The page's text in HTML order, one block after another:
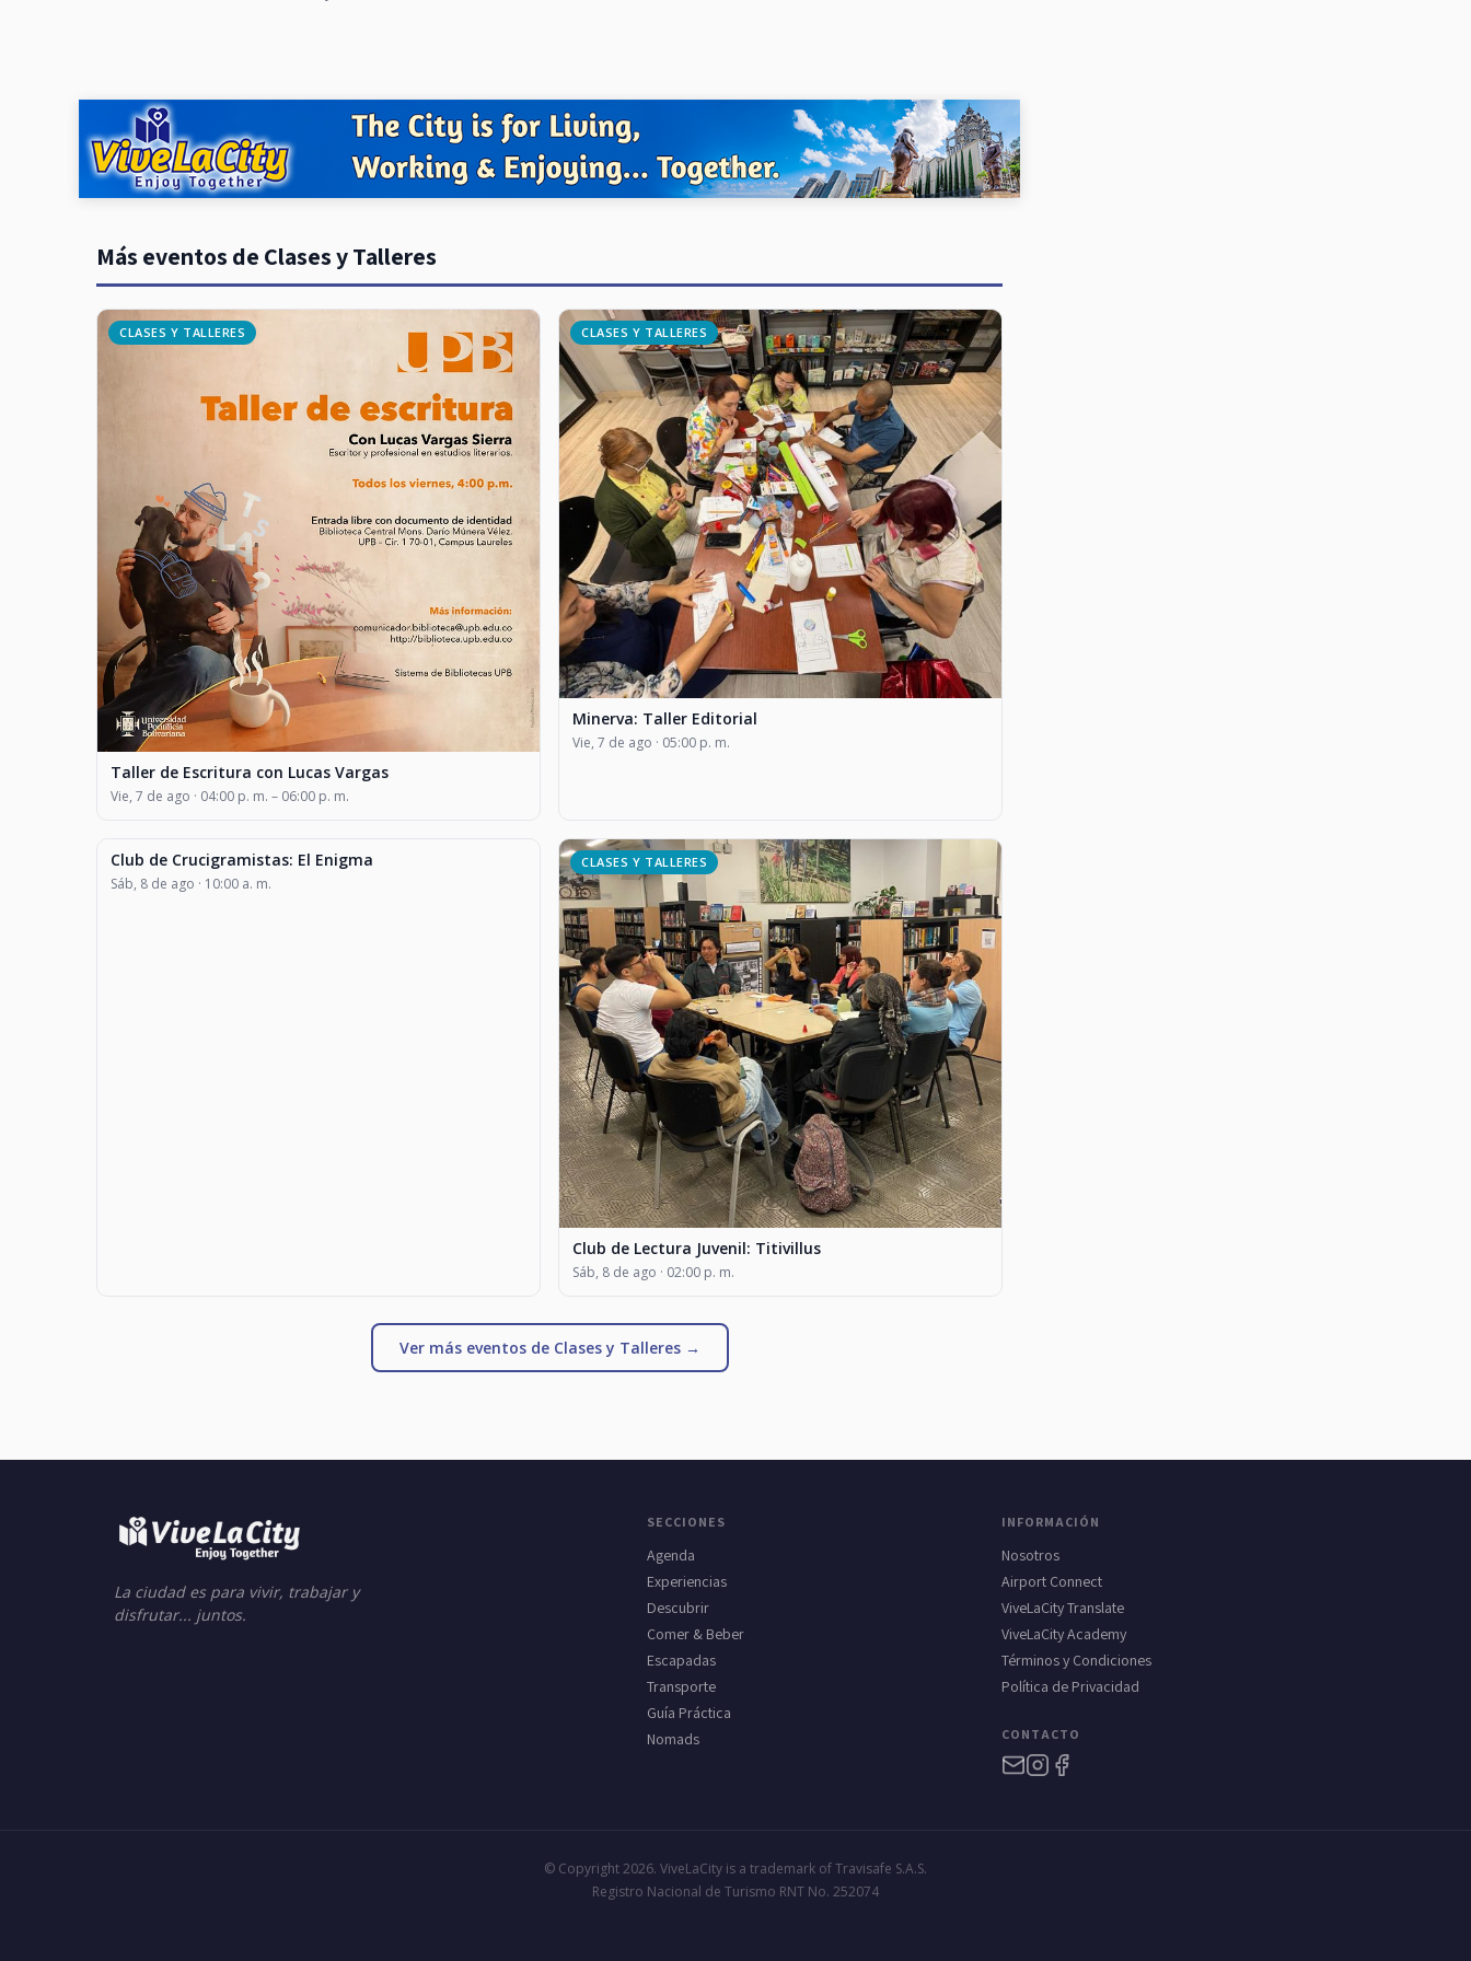
Más eventos de Clases y Talleres
CLASES Y TALLERES
Taller de Escritura con Lucas Vargas
Vie, 7 de ago · 04:00 p. m. – 06:00 p. m.
CLASES Y TALLERES
Minerva: Taller Editorial
Vie, 7 de ago · 05:00 p. m.
CLASES Y TALLERES
Club de Crucigramistas: El Enigma
Sáb, 8 de ago · 10:00 a. m.
CLASES Y TALLERES
Club de Lectura Juvenil: Titivillus
Sáb, 8 de ago · 02:00 p. m.
Ver más eventos de Clases y Talleres →
La ciudad es para vivir, trabajar y
disfrutar... juntos.
SECCIONES
Agenda
Experiencias
Descubrir
Comer & Beber
Escapadas
Transporte
Guía Práctica
Nomads
INFORMACIÓN
Nosotros
Airport Connect
ViveLaCity Translate
ViveLaCity Academy
Términos y Condiciones
Política de Privacidad
CONTACTO
© Copyright 2026. ViveLaCity is a trademark of Travisafe S.A.S.
Registro Nacional de Turismo RNT No. 252074